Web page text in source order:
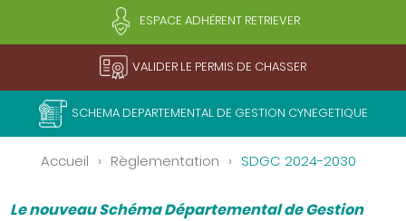
ESPACE ADHÉRENT RETRIEVER
VALIDER LE PERMIS DE CHASSER
SCHEMA DEPARTEMENTAL DE GESTION CYNEGETIQUE
Accueil › Règlementation › SDGC 2024-2030
Le nouveau Schéma Départemental de Gestion